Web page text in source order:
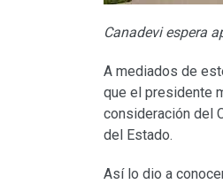
Canadevi espera
A mediados de
que el presidente
consideración del
del Estado.
Así lo dio a